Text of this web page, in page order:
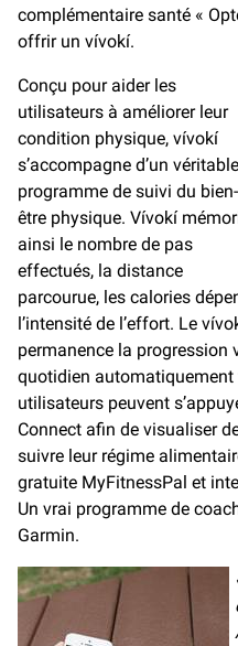
complémentaire santé «
offrir un vívokí.
Conçu pour aider les
utilisateurs à améliorer leur
condition physique, vívokí
s’accompagne d’un véritable
programme de suivi du bien-
être physique. Vívokí
ainsi le nombre de pas
effectués, la distance
parcourue, les calories
l’intensité de l’effort. Le
permanence la progression
quotidien automatiquement
utilisateurs peuvent
Connect afin de visualiser
suivre leur régime
gratuite MyFitnessPal et
Un vrai programme de
Garmin.